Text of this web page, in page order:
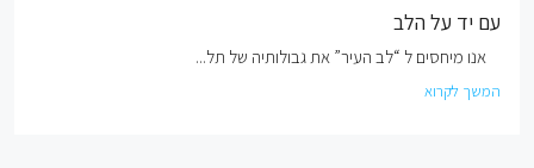
עם יד על הלב
אנו מיחסים ל “לב העיר” את גבולותיה של תל...
המשך לקרוא